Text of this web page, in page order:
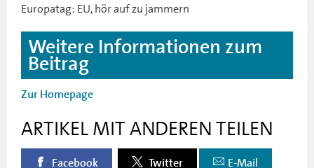
Europatag: EU, hör auf zu jammern
Weitere Informationen zum
Beitrag
Zur Homepage
ARTIKEL MIT ANDEREN TEILEN
Facebook Twitter E-Mail